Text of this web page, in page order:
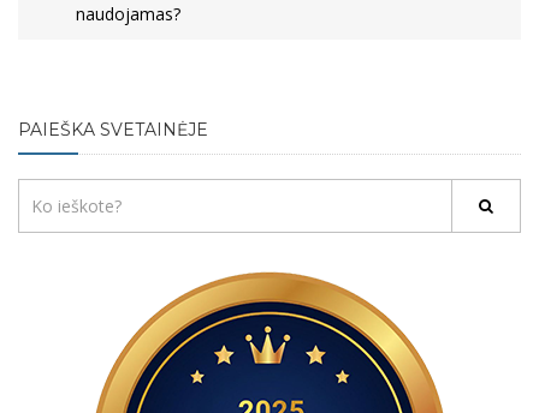
naudojamas?
PAIEŠKA SVETAINĖJE